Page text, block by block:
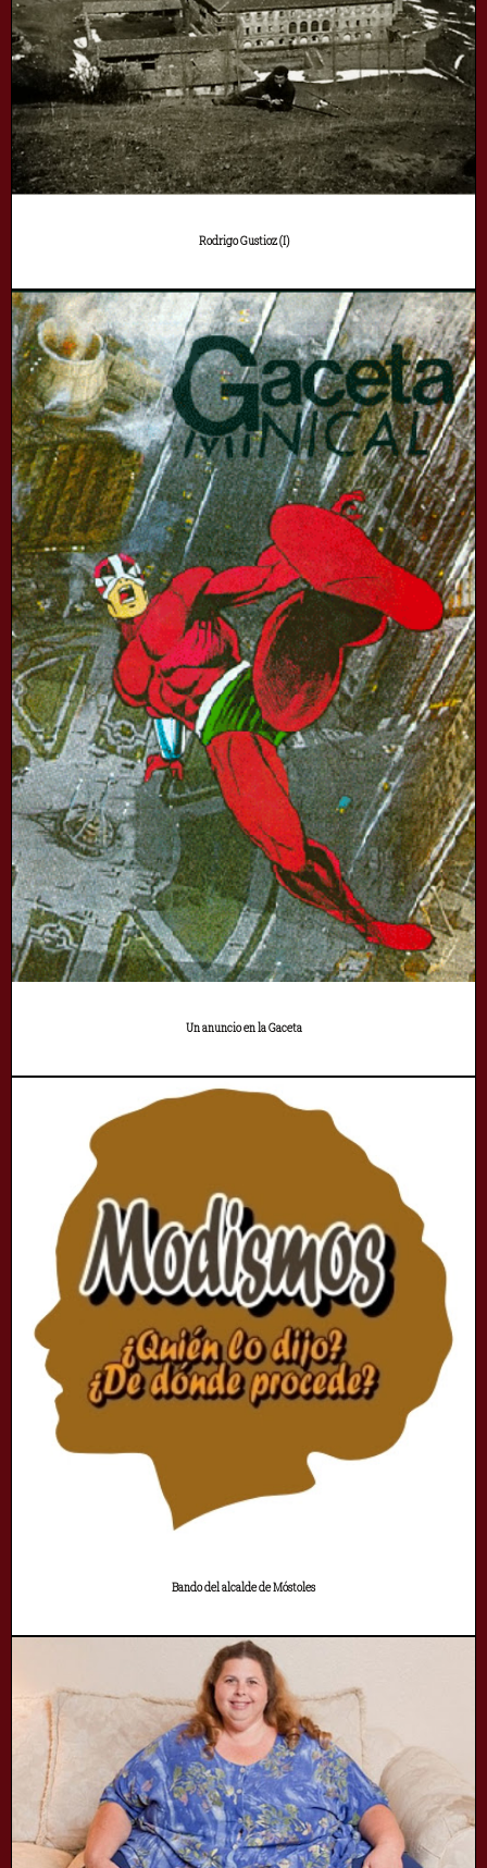
Rodrigo Gustioz (I)
Un anuncio en la Gaceta
Bando del alcalde de Móstoles